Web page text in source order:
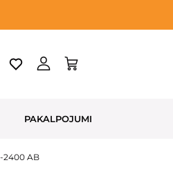
PAKALPOJUMI
2400 AB